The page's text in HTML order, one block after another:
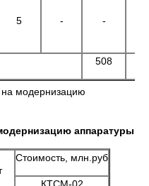
5 - -
508
на модернизацию
аппаратуры
Стоимость, млн.руб